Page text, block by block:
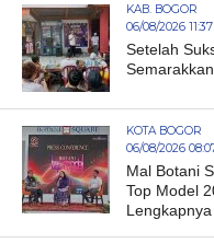
KAB. BOGOR
06/08/2026 11:37
Setelah
KOTA BOGOR
06/08/2026
Mal Botani
Top Model
Lengkapnya